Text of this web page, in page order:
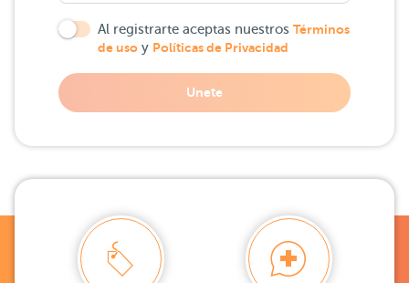
Al registrarte aceptas nuestros Términos
de uso y Políticas de Privacidad
Unete